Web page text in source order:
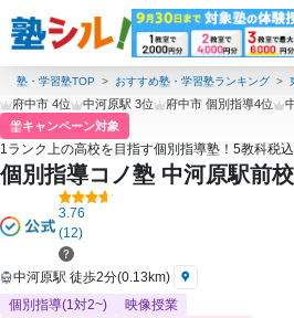
塾・学習塾TOP おすすめ塾・学習塾ランキング
府中市 4位 中河原駅 3位 府中市 個別指導4位
キャンペーン対象
1ランク上の高校を目指す個別指導塾！5教科税
個別指導コノ塾 中河原駅前校
3.76
(12)
中河原駅 徒歩2分(0.13km)
個別指導(1対2~)
映像授業